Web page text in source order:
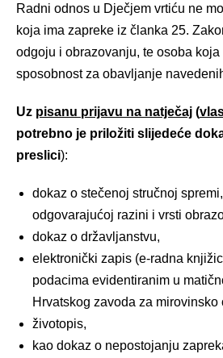
Radni odnos u Dječjem vrtiću ne
koja ima zapreke iz članka 25.
odgoju i obrazovanju, te osoba
sposobnost za obavljanje
Uz pisanu prijavu na natječaj (
potrebno je priložiti slijedeće
preslici):
dokaz o stečenoj stručnoj
odgovarajućoj razini i vrsti
dokaz o državljanstvu,
elektronički zapis (e-radna
podacima evidentiranim u
Hrvatskog zavoda za mirovinsko
životopis,
kao dokaz o nepostojanju